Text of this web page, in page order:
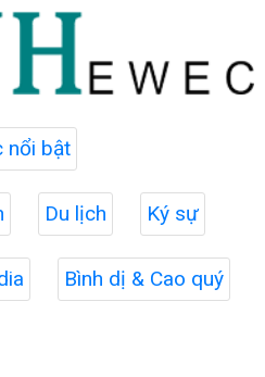
nổi bật
Du lịch Ký sự
Bình dị & Cao quý